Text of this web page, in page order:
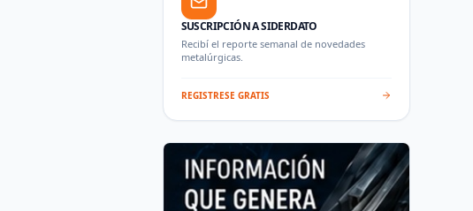
SUSCRIPCIÓN A SIDERDATO
Recibí el reporte semanal de novedades
metalúrgicas.
REGISTRESE GRATIS